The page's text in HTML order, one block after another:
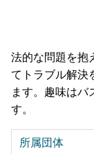
法的な問題を抱
てトラブル解決
ます。趣味はバ
す。
所属団体